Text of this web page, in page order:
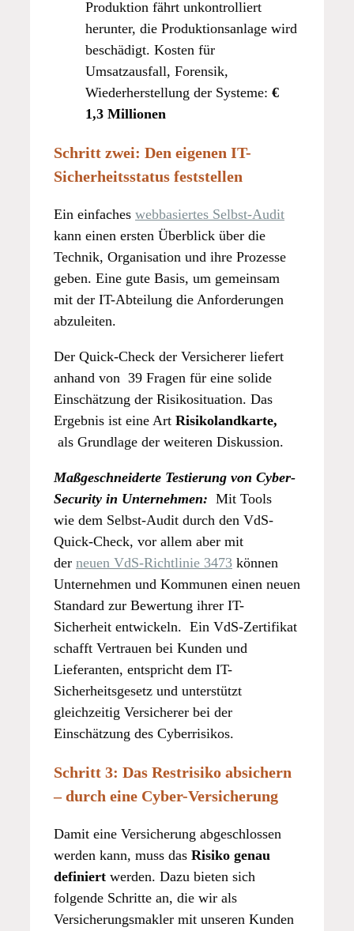
Produktion fährt unkontrolliert
herunter, die Produktionsanlage wird
beschädigt. Kosten für
Umsatzausfall, Forensik,
Wiederherstellung der Systeme: €
1,3 Millionen
Schritt zwei: Den eigenen IT-
Sicherheitsstatus feststellen
Ein einfaches webbasiertes Selbst-Audit
kann einen ersten Überblick über die
Technik, Organisation und ihre Prozesse
geben. Eine gute Basis, um gemeinsam
mit der IT-Abteilung die Anforderungen
abzuleiten.
Der Quick-Check der Versicherer liefert
anhand von 39 Fragen für eine solide
Einschätzung der Risikosituation. Das
Ergebnis ist eine Art Risikolandkarte,
als Grundlage der weiteren Diskussion.
Maßgeschneiderte Testierung von Cyber-
Security in Unternehmen: Mit Tools
wie dem Selbst-Audit durch den VdS-
Quick-Check, vor allem aber mit
der neuen VdS-Richtlinie 3473 können
Unternehmen und Kommunen einen neuen
Standard zur Bewertung ihrer IT-
Sicherheit entwickeln. Ein VdS-Zertifikat
schafft Vertrauen bei Kunden und
Lieferanten, entspricht dem IT-
Sicherheitsgesetz und unterstützt
gleichzeitig Versicherer bei der
Einschätzung des Cyberrisikos.
Schritt 3: Das Restrisiko absichern
– durch eine Cyber-Versicherung
Damit eine Versicherung abgeschlossen
werden kann, muss das Risiko genau
definiert werden. Dazu bieten sich
folgende Schritte an, die wir als
Versicherungsmakler mit unseren Kunden